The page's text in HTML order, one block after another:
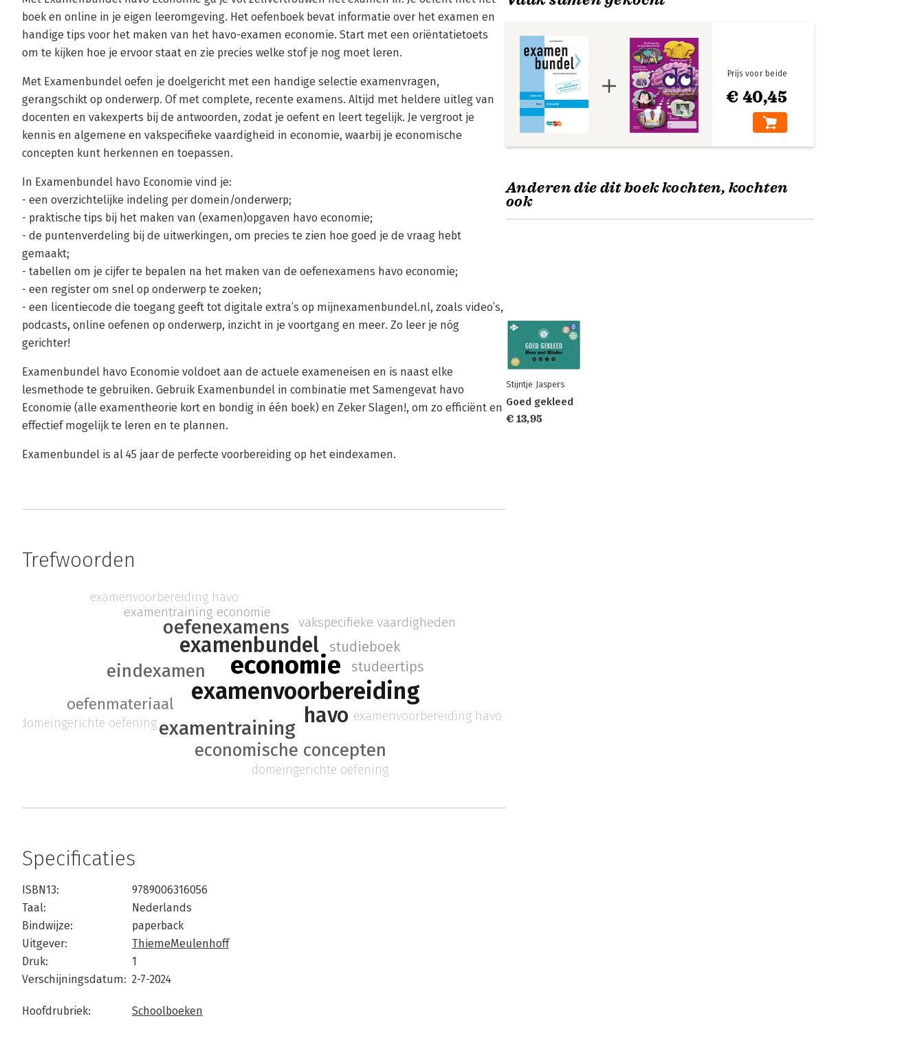
boek en online in je eigen leeromgeving. Het oefenboek bevat informatie over het examen en
handige tips voor het maken van het havo-examen economie. Start met een oriëntatietoets
om te kijken hoe je ervoor staat en zie precies welke stof je nog moet leren.
Met Examenbundel oefen je doelgericht met een handige selectie examenvragen,
gerangschikt op onderwerp. Of met complete, recente examens. Altijd met heldere uitleg van
docenten en vakexperts bij de antwoorden, zodat je oefent en leert tegelijk. Je vergroot je
kennis en algemene en vakspecifieke vaardigheid in economie, waarbij je economische
concepten kunt herkennen en toepassen.
In Examenbundel havo Economie vind je:
- een overzichtelijke indeling per domein/onderwerp;
- praktische tips bij het maken van (examen)opgaven havo economie;
- de puntenverdeling bij de uitwerkingen, om precies te zien hoe goed je de vraag hebt
gemaakt;
- tabellen om je cijfer te bepalen na het maken van de oefenexamens havo economie;
- een register om snel op onderwerp te zoeken;
- een licentiecode die toegang geeft tot digitale extra’s op mijnexamenbundel.nl, zoals video’s,
podcasts, online oefenen op onderwerp, inzicht in je voortgang en meer. Zo leer je nóg
gerichter!
Examenbundel havo Economie voldoet aan de actuele exameneisen en is naast elke
lesmethode te gebruiken. Gebruik Examenbundel in combinatie met Samengevat havo
Economie (alle examentheorie kort en bondig in één boek) en Zeker Slagen!, om zo efficiënt en
effectief mogelijk te leren en te plannen.
Examenbundel is al 45 jaar de perfecte voorbereiding op het eindexamen.
Trefwoorden
economie
examenvoorbereiding
examenbundel
havo
examentraining
oefenexamens
economische concepten
eindexamen
oefenmateriaal
studieboek
studeertips
examentraining economie
vakspecifieke vaardigheden
examenvoorbereiding havo
domeingerichte oefening
examenvoorbereiding havo
domeingerichte oefening
Specificaties
ISBN13:
9789006316056
Taal:
Nederlands
Bindwijze:
paperback
Uitgever:
ThiemeMeulenhoff
Druk:
1
Verschijningsdatum: 2-7-2024
Hoofdrubriek: Schoolboeken
€ 40,45
Prijs voor beide
Anderen die dit boek kochten, kochten
ook
Stijntje Jaspers
Goed gekleed
€ 13,95